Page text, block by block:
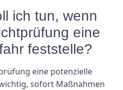
ich tun, wenn
eine
feststelle?
eine potenzielle
sofort Maßnahmen